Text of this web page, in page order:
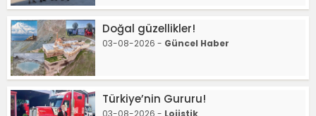
Doğal güzellikler!
03-08-2026 - Güncel Haber
Türkiye’nin Gururu!
03-08-2026 - Lojistik